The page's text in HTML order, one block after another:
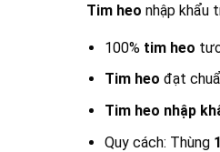
Tim heo nhập khẩu
100% tim heo
Tim heo đạt
Tim heo nhập
Quy cách: Thùng